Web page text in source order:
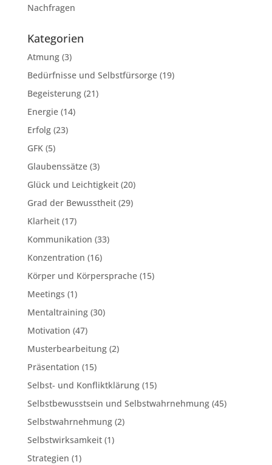
Nachfragen
Kategorien
Atmung(3)
Bedürfnisse und Selbstfürsorge(19)
Begeisterung(21)
Energie(14)
Erfolg(23)
GFK(5)
Glaubenssätze(3)
Glück und Leichtigkeit(20)
Grad der Bewusstheit(29)
Klarheit(17)
Kommunikation (33)
Konzentration (16)
Körper und Körpersprache(15)
Meetings (1)
Mentaltraining(30)
Motivation (47)
Musterbearbeitung(2)
Präsentation (15)
Selbst- und Konfliktklärung(15)
Selbstbewusstsein und Selbstwahrnehmung(45)
Selbstwahrnehmung(2)
Selbstwirksamkeit(1)
Strategien (1)